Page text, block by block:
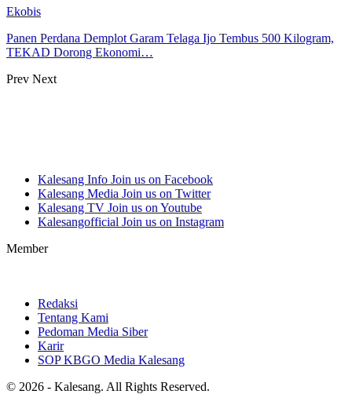
Ekobis
Panen Perdana Demplot Garam Telaga Ijo Tembus 500 Kilogram,
TEKAD Dorong Ekonomi…
Prev Next
Kalesang Info Join us on Facebook
Kalesang Media Join us on Twitter
Kalesang TV Join us on Youtube
Kalesangofficial Join us on Instagram
Member
Redaksi
Tentang Kami
Pedoman Media Siber
Karir
SOP KBGO Media Kalesang
© 2026 - Kalesang. All Rights Reserved.